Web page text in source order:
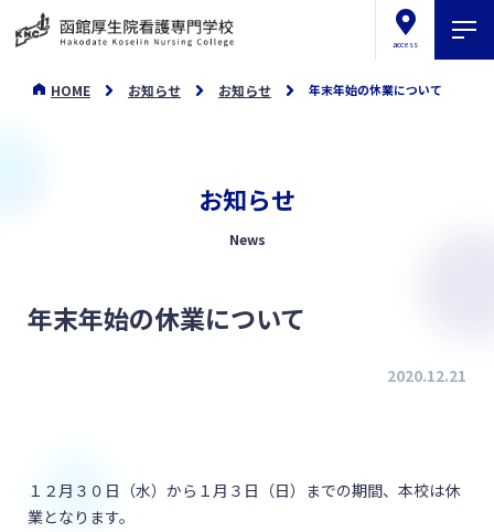
access
HOME お知らせ お知らせ 年末年始の休業について
お知らせ
News
年末年始の休業について
2020.12.21
１２月３０日（水）から１月３日（日）までの期間、本校は休
業となります。